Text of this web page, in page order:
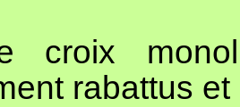
croix
rabattus